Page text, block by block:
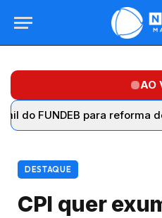
AO
para reforma de
DESTAQUE
CPI quer